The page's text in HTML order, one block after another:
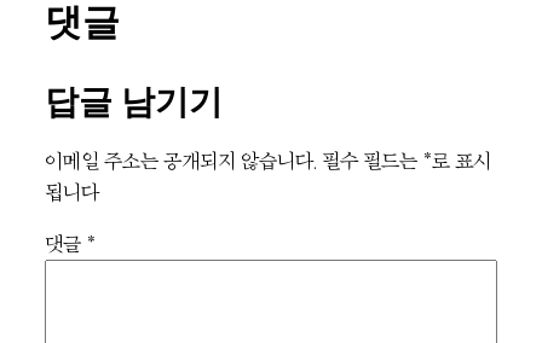
댓글
답글 남기기
이메일 주소는 공개되지 않습니다. 필수 필드는 *로 표시
됩니다
댓글 *